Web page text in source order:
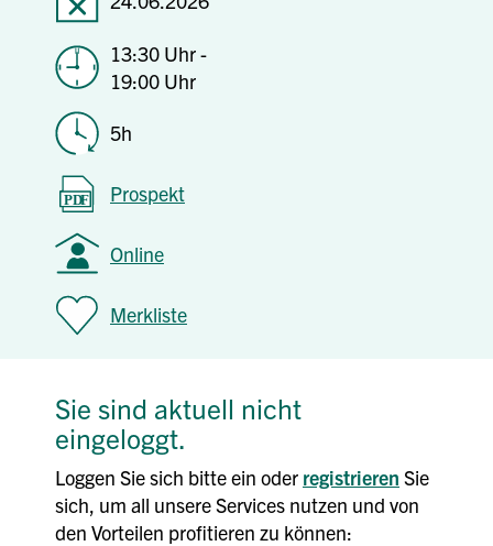
13:30 Uhr -
19:00 Uhr
5h
Prospekt
Online
Merkliste
Sie sind aktuell nicht
eingeloggt.
Loggen Sie sich bitte ein oder registrieren Sie
sich, um all unsere Services nutzen und von
den Vorteilen profitieren zu können: